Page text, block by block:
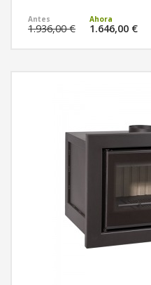
1.936,00 € 1.646,00 €